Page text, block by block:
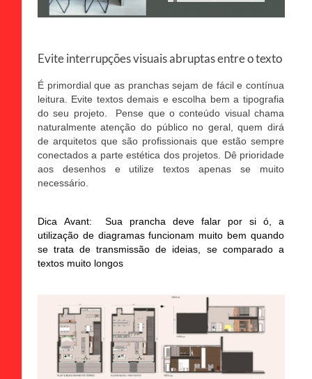
Evite interrupções visuais abruptas entre o texto
É primordial que as pranchas sejam de fácil e contínua
leitura. Evite textos demais e escolha bem a tipografia
do seu projeto. Pense que o conteúdo visual chama
naturalmente atenção do público no geral, quem dirá
de arquitetos que são profissionais que estão sempre
conectados a parte estética dos projetos. Dê prioridade
aos desenhos e utilize textos apenas se muito
necessário.
DicaAvant: Sua prancha deve falar por si ó, a
utilização de diagramas funcionam muito bem quando
se trata de transmissão de ideias, se comparado a
textos muito longos